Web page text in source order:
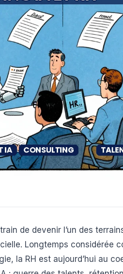
de devenir l’un des
Longtemps considérée
la RH est aujourd’hui au